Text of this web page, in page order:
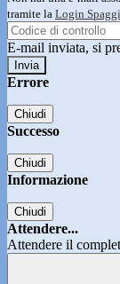
tramite la Login
E-mail inviata, si
Errore
Chiudi
Successo
Chiudi
Informazione
Chiudi
Attendere...
Attendere il